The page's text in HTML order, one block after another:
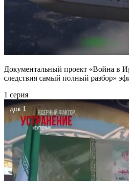
Документальный проект «Война в
следствия самый полный разбор»
1 серия